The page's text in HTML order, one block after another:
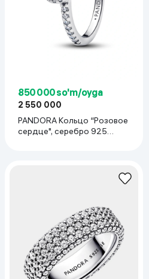
850 000 so'm/oyga
2 550 000
PANDORA Кольцо “Розовое
сердце", cеребро 925